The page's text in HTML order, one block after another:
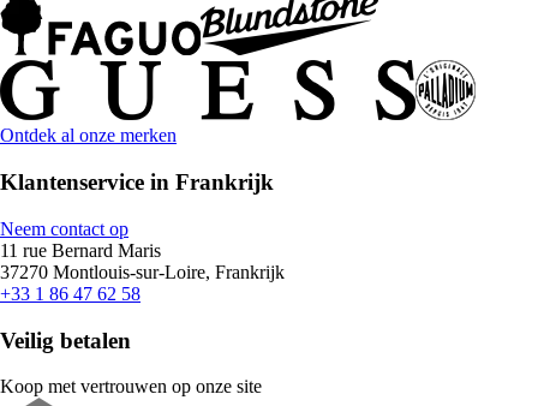
Ontdek al onze merken
Klantenservice in Frankrijk
Neem contact op
11 rue Bernard Maris
37270 Montlouis-sur-Loire, Frankrijk
+33 1 86 47 62 58
Veilig betalen
Koop met vertrouwen op onze site